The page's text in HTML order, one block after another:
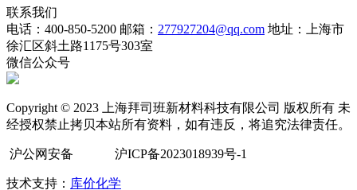
联系我们
电话：400-850-5200 邮箱： 277927204@qq.com 地址：上海市
徐汇区斜土路1175号303室
微信公众号
Copyright © 2023 上海拜司班新材料科技有限公司 版权所有 未
经授权禁止拷贝本站所有资料，如有违反，将追究法律责任。
沪公网安备 沪ICP备2023018939号-1
技术支持： 库价化学